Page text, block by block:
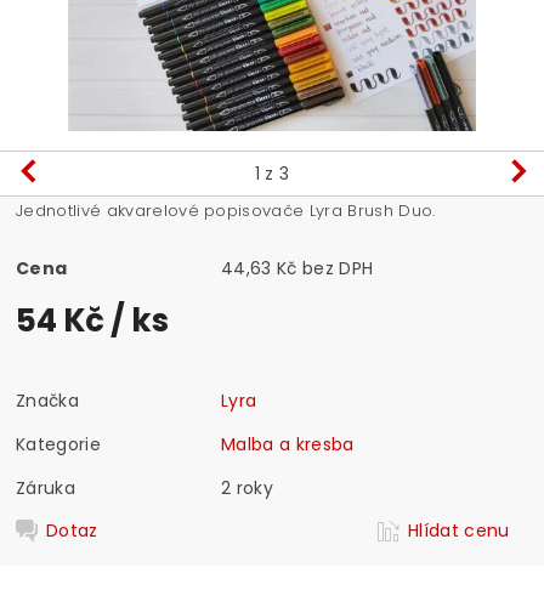
1 z 3
Jednotlivé akvarelové popisovače Lyra Brush Duo.
Cena 44,63 Kč bez DPH
54 Kč/ ks
Značka
Lyra
Kategorie
Malba a kresba
Záruka
2 roky
Dotaz
Hlídat cenu